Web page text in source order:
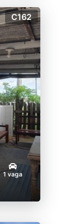
C162
1 vaga